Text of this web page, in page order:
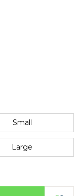
Small
Large